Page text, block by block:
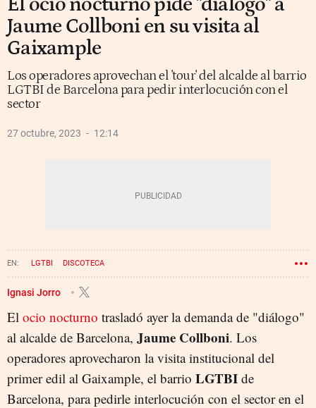
Jaume Collboni en su visita al
Gaixample
Los operadores aprovechan el 'tour' del alcalde al barrio
LGTBI de Barcelona para pedir interlocución con el
sector
27 octubre, 2023 12:14
LGTBI DISCOTECA
Ignasi Jorro
El ocio nocturno trasladó ayer la demanda de "diálogo"
al alcalde de Barcelona, Jaume Collboni. Los
operadores aprovecharon la visita institucional del
primer edil al Gaixample, el barrio LGTBI de
Barcelona, para pedirle interlocución con el sector en el